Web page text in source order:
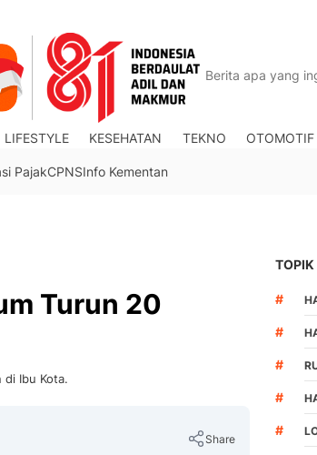
LIFESTYLE KESEHATAN TEKNO OTOMOTIF
PajakCPNSInfo Kementan
Turun 20
Ibu Kota.
Share
TOPIK
#
#
#
#
#